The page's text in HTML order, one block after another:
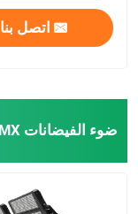
اطلب اقتباس
ضوء ملعب LED
اتصل بنا
ضوء الفيضانات DMX